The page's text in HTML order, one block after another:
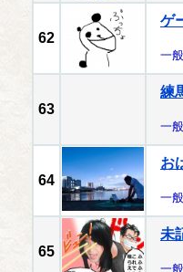
62
ゲ
一般
63
練
一般
64
お
一般
65
未
一般